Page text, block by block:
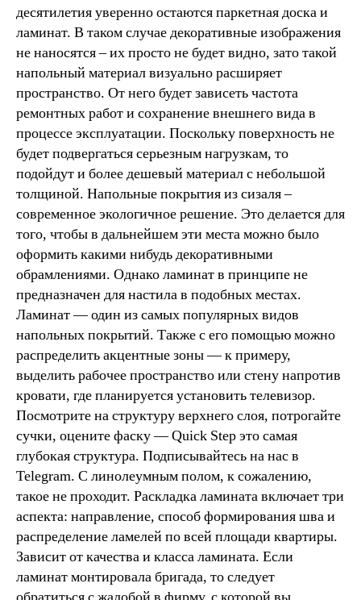
десятилетия уверенно остаются паркетная доска и
ламинат. В таком случае декоративные изображения
не наносятся – их просто не будет видно, зато такой
напольный материал визуально расширяет
пространство. От него будет зависеть частота
ремонтных работ и сохранение внешнего вида в
процессе эксплуатации. Поскольку поверхность не
будет подвергаться серьезным нагрузкам, то
подойдут и более дешевый материал с небольшой
толщиной. Напольные покрытия из сизаля –
современное экологичное решение. Это делается для
того, чтобы в дальнейшем эти места можно было
оформить какими нибудь декоративными
обрамлениями. Однако ламинат в принципе не
предназначен для настила в подобных местах.
Ламинат — один из самых популярных видов
напольных покрытий. Также с его помощью можно
распределить акцентные зоны — к примеру,
выделить рабочее пространство или стену напротив
кровати, где планируется установить телевизор.
Посмотрите на структуру верхнего слоя, потрогайте
сучки, оцените фаску — Quick Step это самая
глубокая структура. Подписывайтесь на нас в
Telegram. С линолеумным полом, к сожалению,
такое не проходит. Раскладка ламината включает три
аспекта: направление, способ формирования шва и
распределение ламелей по всей площади квартиры.
Зависит от качества и класса ламината. Если
ламинат монтировала бригада, то следует